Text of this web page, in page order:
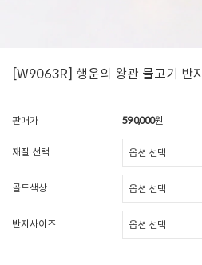
[W9063R] 행운의 왕관 물고기 반지
판매가 590,000원
재질 선택
골드색상
반지사이즈